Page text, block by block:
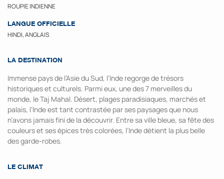
ROUPIE INDIENNE
LANGUE OFFICIELLE
HINDI, ANGLAIS
LA DESTINATION
Immense pays de l’Asie du Sud, l’Inde regorge de trésors
historiques et culturels. Parmi eux, une des 7 merveilles du
monde, le Taj Mahal. Désert, plages paradisiaques, marchés et
palais, l’Inde est tant contrastée par ses paysages que nous
n’avons jamais fini de la découvrir. Entre sa ville bleue, sa fête des
couleurs et ses épices très colorées, l’Inde détient la plus belle
des garde-robes.
LE CLIMAT